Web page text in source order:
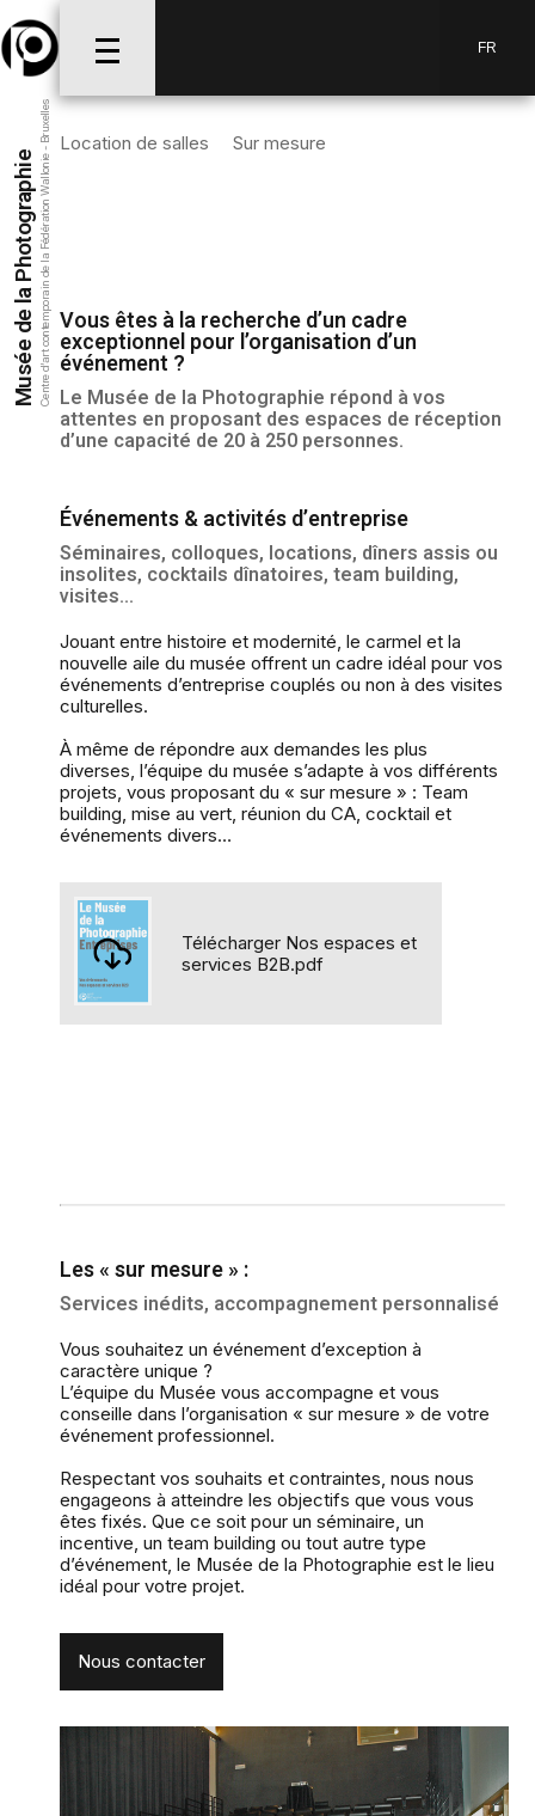
Musée de la PhotographieCentre d’art contemporain de la Fédération Wallonie - Bruxelles
FR
Location de salles Sur mesure
Vous êtes à la recherche d’un cadre
exceptionnel pour l’organisation d’un
événement ?
Le Musée de la Photographie répond à vos
attentes en pro­posant des espaces de réception
d’une capacité de 20 à 250 personnes.
Événements & activités d’entreprise
Séminaires, colloques, locations, dîners assis ou
insolites, cocktails dînatoires, team building,
visites…
Jouant entre histoire et modernité, le carmel et la
nouvelle aile du musée offrent un cadre idéal pour vos
événements d’entreprise couplés ou non à des visites
culturelles.
À même de répondre aux demandes les plus
diverses, l’équipe du musée s’adapte à vos différents
projets, vous proposant du « sur mesure » : Team
building, mise au vert, réunion du CA, cocktail et
événements divers…
Télécharger Nos espaces et
services B2B.pdf
Les « sur mesure » :
Services inédits, accompagnement personnalisé
Vous souhaitez un événement dʼexception à
caractère unique ?
Lʼéquipe du Musée vous accompagne et vous
conseille dans lʼorganisation « sur mesure » de votre
événement professionnel.
Respectant vos souhaits et contraintes, nous nous
engageons à atteindre les objectifs que vous vous
êtes fixés. Que ce soit pour un séminaire, un
incentive, un team building ou tout autre type
dʼévénement, le Musée de la Photographie est le lieu
idéal pour votre projet.
Nous contacter